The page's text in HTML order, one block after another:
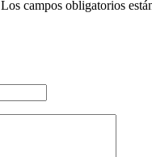
Los campos obligatorios